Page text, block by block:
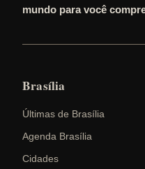
mundo para você
Brasília
Últimas de Brasília
Agenda Brasília
Cidades